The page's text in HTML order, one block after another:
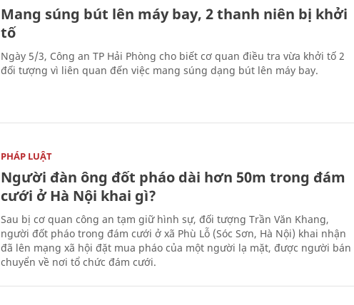
Mang súng bút lên máy bay, 2 thanh niên bị khởi
tố
Ngày 5/3, Công an TP Hải Phòng cho biết cơ quan điều tra vừa khởi tố 2
đối tượng vì liên quan đến việc mang súng dạng bút lên máy bay.
PHÁP LUẬT
Người đàn ông đốt pháo dài hơn 50m trong đám
cưới ở Hà Nội khai gì?
Sau bị cơ quan công an tạm giữ hình sự, đối tượng Trần Văn Khang,
người đốt pháo trong đám cưới ở xã Phù Lỗ (Sóc Sơn, Hà Nội) khai nhận
đã lên mạng xã hội đặt mua pháo của một người lạ mặt, được người bán
chuyển về nơi tổ chức đám cưới.